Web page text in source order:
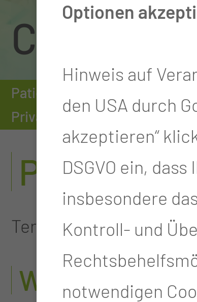
Chirurgie
Patienten & Besucher
Privatärztliche Sprechstunde
Termine nach
WER BIETET
Optionen
Hinweis auf
den USA durch
akzeptieren“
DSGVO ein,
insbesondere
Kontroll- und
notwendigen